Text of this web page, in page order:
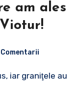
am ales